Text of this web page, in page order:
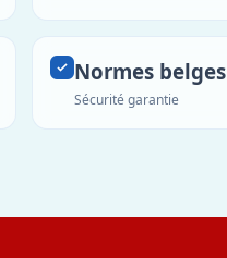
Normes belges
Sécurité garantie